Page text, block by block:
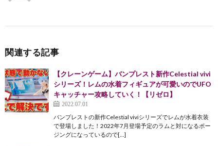
関連する記事
【クレーンゲーム】バンプレスト新作Celestial vivi
シリーズ！レムの水着フィギュアが可愛いのでUFO
キャッチャー攻略していく！【リゼロ】
2022.07.01
バンプレストの新作Celestial viviシリーズでレムが水着衣装
で登場しました！2022年7月登場予定のラムと対になるポー
ジングになっているので[…]